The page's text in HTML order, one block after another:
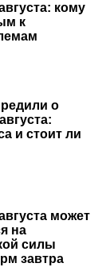
кому
к
о
и стоит ли
может
на
силы
завтра